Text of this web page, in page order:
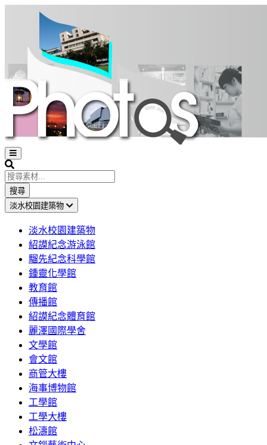
Open
sidebar
Search
搜尋
淡水校園建築物
淡水校園建築物
紹謨紀念游泳館
騮先紀念科學館
鍾靈化學館
教育館
傳播館
紹謨紀念體育館
麗澤國際學舍
文學館
會文館
商管大樓
海事博物館
工學館
工學大樓
松濤館